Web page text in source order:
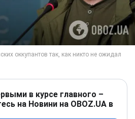
в курсе главного –
на Новини на OBOZ.UA в